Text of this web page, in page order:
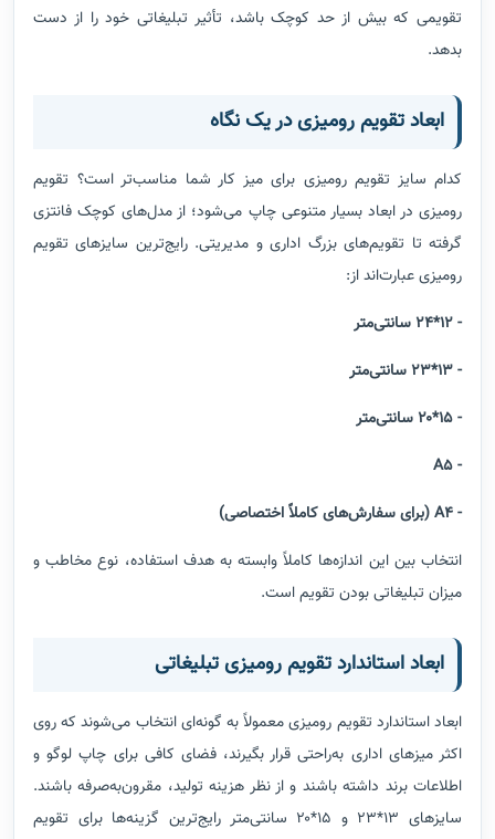
تقویمی که بیش از حد کوچک باشد، تأثیر تبلیغاتی خود را از دست
بدهد.
ابعاد تقویم رومیزی در یک نگاه
کدام سایز تقویم رومیزی برای میز کار شما مناسب‌تر است؟ تقویم
رومیزی در ابعاد بسیار متنوعی چاپ می‌شود؛ از مدل‌های کوچک فانتزی
گرفته تا تقویم‌های بزرگ اداری و مدیریتی. رایج‌ترین سایزهای تقویم
رومیزی عبارت‌اند از:
- ۱۲*۲۴ سانتی‌متر
- ۱۳*۲۳ سانتی‌متر
- ۱۵*۲۰ سانتی‌متر
- A5
- A4 (برای سفارش‌های کاملاً اختصاصی)
انتخاب بین این اندازه‌ها کاملاً وابسته به هدف استفاده، نوع مخاطب و
میزان تبلیغاتی بودن تقویم است.
ابعاد استاندارد تقویم رومیزی تبلیغاتی
ابعاد استاندارد تقویم رومیزی معمولاً به گونه‌ای انتخاب می‌شوند که روی
اکثر میزهای اداری به‌راحتی قرار بگیرند، فضای کافی برای چاپ لوگو و
اطلاعات برند داشته باشند و از نظر هزینه تولید، مقرون‌به‌صرفه باشند.
سایزهای ۱۳*۲۳ و ۱۵*۲۰ سانتی‌متر رایج‌ترین گزینه‌ها برای تقویم